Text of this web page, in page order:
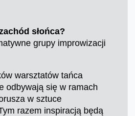
słońca?
grupy improwizacji
warsztatów tańca
odbywają się w ramach
w sztuce
razem inspiracją będą